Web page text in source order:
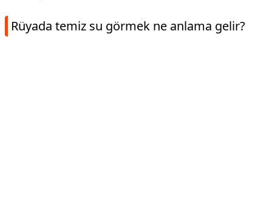
Rüyada temiz su görmek ne anlama gelir?